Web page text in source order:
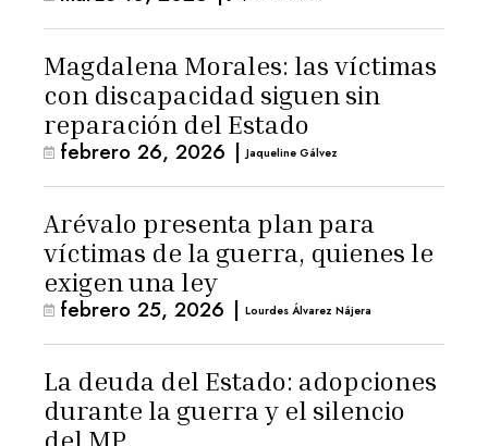
Magdalena Morales: las víctimas
con discapacidad siguen sin
reparación del Estado
febrero 26, 2026 | Jaqueline Gálvez
Arévalo presenta plan para
víctimas de la guerra, quienes le
exigen una ley
febrero 25, 2026 | Lourdes Álvarez Nájera
La deuda del Estado: adopciones
durante la guerra y el silencio
del MP